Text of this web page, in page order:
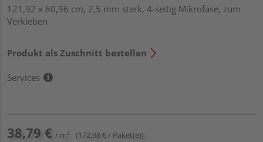
121,92 x 60,96 cm, 2,5 mm stark, 4-seitig Mikrofase, zum
Verkleben
Produkt als Zuschnitt bestellen
Services
38,79 € / m² (172,98 € / Paket(e))